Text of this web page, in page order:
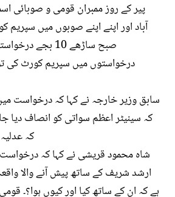
پیر کے روز ممبران قومی و صوبائی
آباد اور اپنے اپنے صوبوں میں
صبح ساڑھے 10 بجے
سابق وزیر خارجہ نے کہا کہ درخواست میں
کہ سینیٹر اعظم سواتی کو انصاف دیا
کہ
شاہ محمود قریشی نے کہا کہ درخواست
ارشد شریف کے ساتھ پیش آنے والا
ہے کہ ان کے ساتھ کیا اور کیوں ہوا؟۔